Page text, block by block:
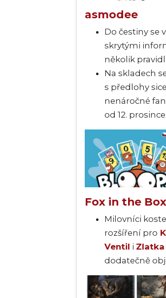
asmodee
Do čestiny se
skrytými
několik
Na skladech
s předlohy
nenáročné
od 12. prosince.
Fox in the Box
Milovníci
rozšíření pro
Ventil i Zlatka
dodatečně